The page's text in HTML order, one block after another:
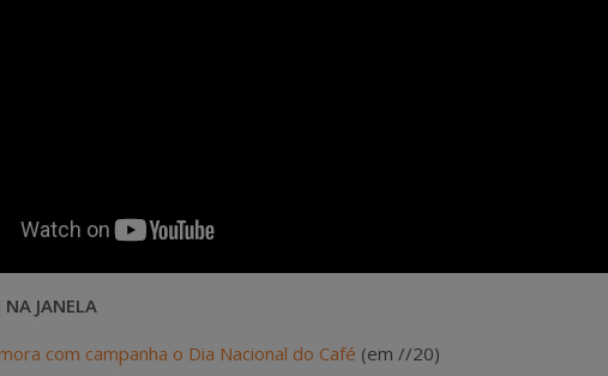
JANELA
com campanha o Dia Nacional do Café (em //20)